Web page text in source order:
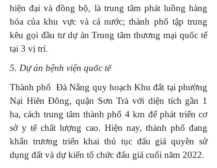
hiện đại và đồng bộ, là trung tâm phát luồng hàng
hóa của khu vực và cả nước; thành phố tập trung
kêu gọi đầu tư dự án Trung tâm thương mại quốc tế
tại 3 vị trí.
5. Dự án bệnh viện quốc tế
Thành phố Đà Nẵng quy hoạch Khu đất tại phường
Nại Hiên Đông, quận Sơn Trà với diện tích gần 1
ha, cách trung tâm thành phố 4 km để phát triển cơ
sở y tế chất lượng cao. Hiện nay, thành phố đang
khẩn trương triển khai thủ tục đấu giá quyền sử
dụng đất và dự kiến tổ chức đấu giá cuối năm 2022.